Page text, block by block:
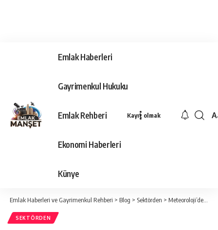
Emlak Haberleri
Gayrimenkul Hukuku
Emlak Rehberi
Ekonomi Haberleri
Künye
Kayıt olmak
Emlak Haberleri ve Gayrimenkul Rehberi > Blog > Sektörden > Meteoroloji’den Karadeniz’e uyarı: Kuvvetli sağanak bekleniyor
SEKTÖRDEN